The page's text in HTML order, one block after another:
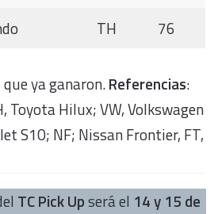
TH 76
ya ganaron.Referencias:
Toyota Hilux; VW, Volkswagen
S10; NF; Nissan Frontier, FT,
TC Pick Upserá el 14 y 15 de